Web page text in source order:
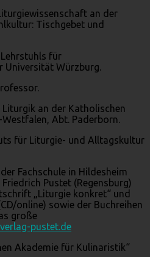
an der
Tischgebet und
für
Universität Würzburg.
an der Katholischen
Abt. Paderborn.
für Liturgie- und Alltagskultur
Fachschule in Hildesheim
Pustet (Regensburg)
„Liturgie konkret“ und
online) sowie der Buchreihen
große
pustet.de
Akademie für Kulinaristik“